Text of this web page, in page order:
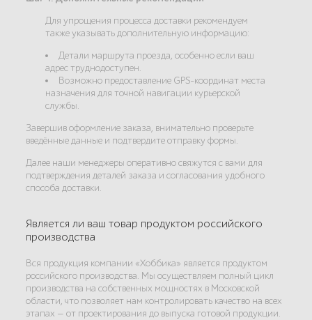
Для упрощения процесса доставки рекомендуем
также указывать дополнительную информацию:
Детали маршрута проезда, особенно если ваш
адрес труднодоступен.
Возможно предоставление GPS-координат места
назначения для точной навигации курьерской
службы.
Завершив оформление заказа, внимательно проверьте
введённые данные и подтвердите отправку формы.
Далее наши менеджеры оперативно свяжутся с вами для
подтверждения деталей заказа и согласования удобного
способа доставки.
Является ли ваш товар продуктом российского
производства
Вся продукция компании «Хоббика» является продуктом
российского производства. Мы осуществляем полный цикл
производства на собственных мощностях в Московской
области, что позволяет нам контролировать качество на всех
этапах — от проектирования до выпуска готовой продукции.